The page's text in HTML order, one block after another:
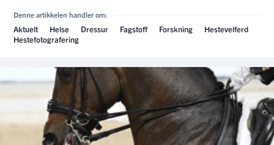
Denne artikkelen handler om:
Aktuelt Helse Dressur Fagstoff Forskning
Hestevelferd
Hestefotografering